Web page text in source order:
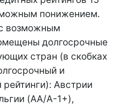
понижением.
возможным
долгосрочные
стран (в скобках
и
Австрии
(AA/A-1+),